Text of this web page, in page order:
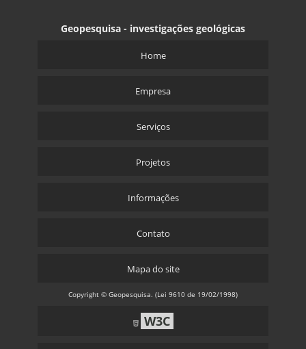
Geopesquisa - investigações geológicas
Home
Empresa
Serviços
Projetos
Informações
Contato
Mapa do site
Copyright © Geopesquisa. (Lei 9610 de 19/02/1998)
W3C